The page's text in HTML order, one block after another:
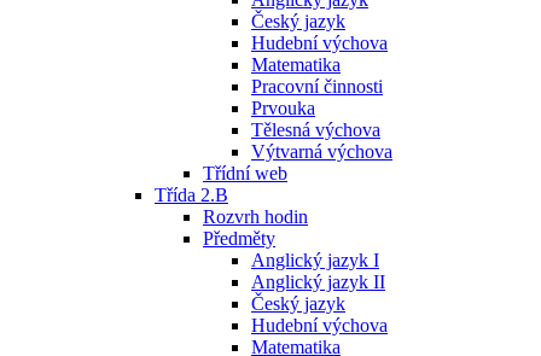
Český jazyk
Hudební výchova
Matematika
Pracovní činnosti
Prvouka
Tělesná výchova
Výtvarná výchova
Třídní web
Třída 2.B
Rozvrh hodin
Předměty
Anglický jazyk I
Anglický jazyk II
Český jazyk
Hudební výchova
Matematika